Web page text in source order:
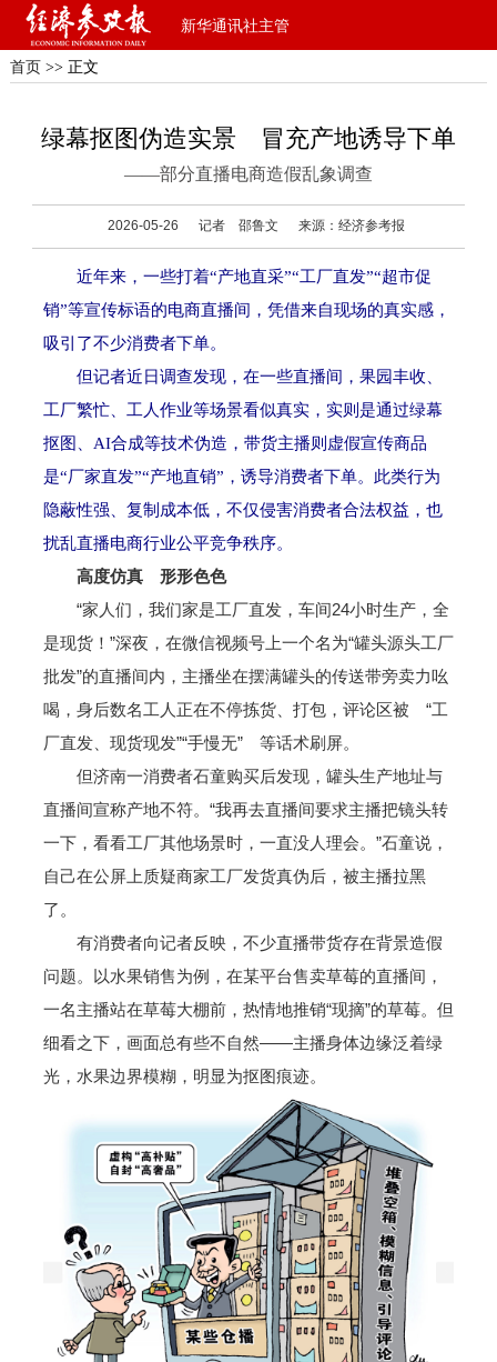
新华通讯社主管
首页 >> 正文
绿幕抠图伪造实景 冒充产地诱导下单
——部分直播电商造假乱象调查
2026-05-26 记者 邵鲁文 来源：经济参考报
近年来，一些打着“产地直采”“工厂直发”“超市促
销”等宣传标语的电商直播间，凭借来自现场的真实感，
吸引了不少消费者下单。
但记者近日调查发现，在一些直播间，果园丰收、
工厂繁忙、工人作业等场景看似真实，实则是通过绿幕
抠图、AI合成等技术伪造，带货主播则虚假宣传商品
是“厂家直发”“产地直销”，诱导消费者下单。此类行为
隐蔽性强、复制成本低，不仅侵害消费者合法权益，也
扰乱直播电商行业公平竞争秩序。
高度仿真 形形色色
“家人们，我们家是工厂直发，车间24小时生产，全
是现货！”深夜，在微信视频号上一个名为“罐头源头工厂
批发”的直播间内，主播坐在摆满罐头的传送带旁卖力吆
喝，身后数名工人正在不停拣货、打包，评论区被 “工
厂直发、现货现发”“手慢无” 等话术刷屏。
但济南一消费者石童购买后发现，罐头生产地址与
直播间宣称产地不符。“我再去直播间要求主播把镜头转
一下，看看工厂其他场景时，一直没人理会。”石童说，
自己在公屏上质疑商家工厂发货真伪后，被主播拉黑
了。
有消费者向记者反映，不少直播带货存在背景造假
问题。以水果销售为例，在某平台售卖草莓的直播间，
一名主播站在草莓大棚前，热情地推销“现摘”的草莓。但
细看之下，画面总有些不自然——主播身体边缘泛着绿
光，水果边界模糊，明显为抠图痕迹。